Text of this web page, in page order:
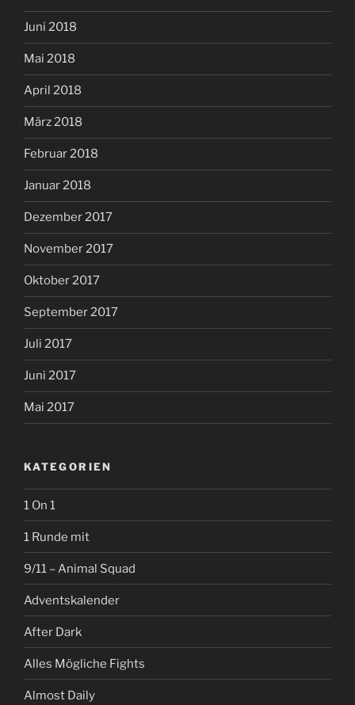
Juni 2018
Mai 2018
April 2018
März 2018
Februar 2018
Januar 2018
Dezember 2017
November 2017
Oktober 2017
September 2017
Juli 2017
Juni 2017
Mai 2017
KATEGORIEN
1 On 1
1 Runde mit
9/11 – Animal Squad
Adventskalender
After Dark
Alles Mögliche Fights
Almost Daily